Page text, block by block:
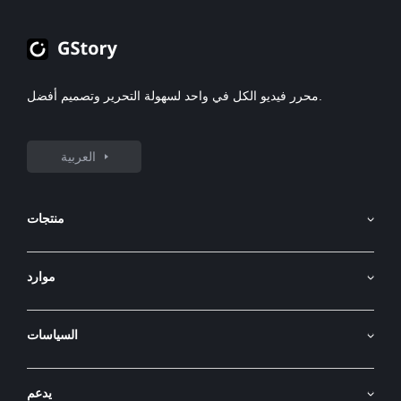
محرر فيديو الكل في واحد لسهولة التحرير وتصميم أفضل.
العربية
منتجات
مولد الصور بالذكاء الاصطناعي
مولد الفيديو بالذكاء الاصطناعي
مترجم الفيديو
موارد
واجهة برمجة التطبيقات
مدونة
السياسات
الشروط والأحكام
يدعم